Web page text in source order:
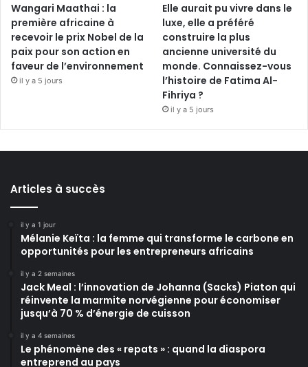
Wangari Maathai : la
première africaine à
recevoir le prix Nobel de la
paix pour son action en
faveur de l’environnement
il y a 5 jours
Elle aurait pu vivre dans le
luxe, elle a préféré
construire la plus
ancienne université du
monde. Connaissez-vous
l’histoire de Fatima Al-
Fihriya ?
il y a 5 jours
Articles à succès
il y a 1 jour
Mélanie Keïta : la femme qui transforme le carbone en
opportunités pour les entrepreneurs africains
il y a 2 semaines
Jack Meal : l’innovation de Johanna (Sacks) Piaton qui
réinvente la marmite norvégienne pour économiser
jusqu’à 70 % d’énergie de cuisson
il y a 4 semaines
Le phénomène des « repats » : quand la diaspora
entreprend au pays